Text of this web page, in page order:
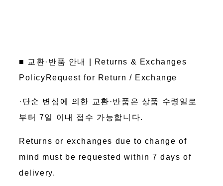
■ 교환·반품 안내 | Returns & Exchanges
PolicyRequest for Return / Exchange
·단순 변심에 의한 교환·반품은 상품 수령일로
부터 7일 이내 접수 가능합니다.
Returns or exchanges due to change of
mind must be requested within 7 days of
delivery.